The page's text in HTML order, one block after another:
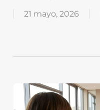
21 mayo, 2026